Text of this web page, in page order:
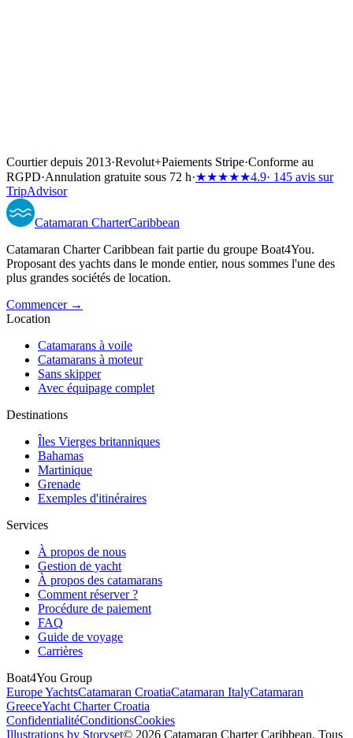
Courtier depuis 2013·Revolut+Paiements Stripe·Conforme au
RGPD·Annulation gratuite sous 72 h·★★★★★4.9· 145 avis sur
TripAdvisor
Catamaran CharterCaribbean
Catamaran Charter Caribbean fait partie du groupe Boat4You.
Proposant des yachts dans le monde entier, nous sommes l'une des
plus grandes sociétés de location.
Commencer →
Location
Catamarans à voile
Catamarans à moteur
Sans skipper
Avec équipage complet
Destinations
Îles Vierges britanniques
Bahamas
Martinique
Grenade
Exemples d'itinéraires
Services
À propos de nous
Gestion de yacht
À propos des catamarans
Comment réserver ?
Procédure de paiement
FAQ
Guide de voyage
Carrières
Boat4You Group
Europe YachtsCatamaran CroatiaCatamaran ItalyCatamaran
GreeceYacht Charter Croatia
ConfidentialitéConditionsCookies
Illustrations by Storyset© 2026 Catamaran Charter Caribbean. Tous